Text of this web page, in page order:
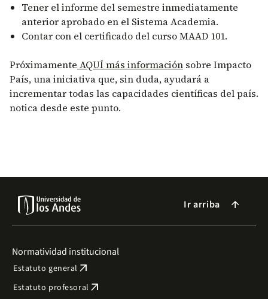
Tener el informe del semestre inmediatamente
anterior aprobado en el Sistema Academia.
Contar con el certificado del curso MAAD 101.
Próximamente AQUÍ más información sobre Impacto
País, una iniciativa que, sin duda, ayudará a
incrementar todas las capacidades científicas del país.
notica desde este punto.
Ir arriba arrow_forward
Normatividad institucional
Estatuto general arrow_outward
Estatuto profesoral arrow_outward